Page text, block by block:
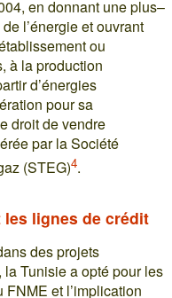
en donnant une plus–
l’énergie et ouvrant
ou
à la production
d’énergies
pour sa
droit de vendre
par la Société
(STEG)4.
lignes de crédit
des projets
la Tunisie a opté pour les
et l’implication